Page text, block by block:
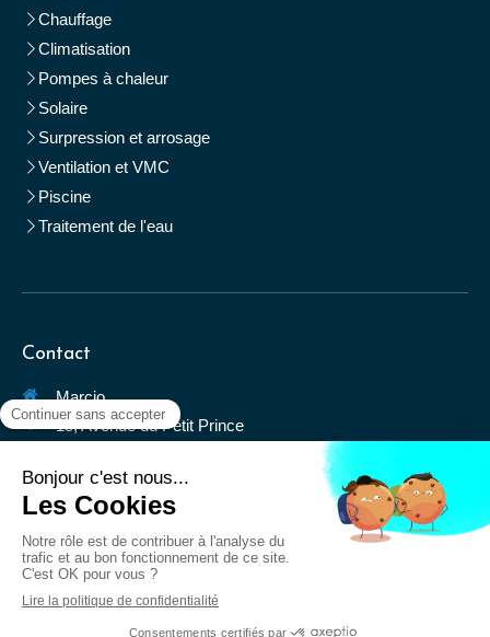
Chauffage
Climatisation
Pompes à chaleur
Solaire
Surpression et arrosage
Ventilation et VMC
Piscine
Traitement de l'eau
Contact
Marcio
15, Avenue du Petit Prince
Afficher le téléphone
Demander un devis
Création et référencement du site par Simplébo
Ce site a été proposé par la
CAPEB